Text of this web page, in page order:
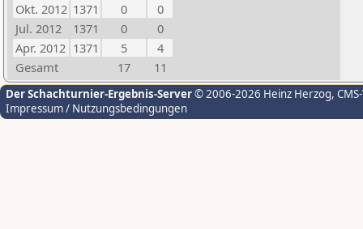
Okt. 2012 1371 0
0
Jul. 2012
1371 0
0
Apr. 2012 1371 5
4
Gesamt
17 11
Der Schachturnier-Ergebnis-Server© 2006-2026 Heinz Herzog,
Impressum / Nutzungsbedingungen